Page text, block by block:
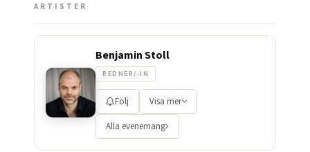
ARTISTER
Benjamin Stoll
REDNER/-IN
Följ Visa mer
Alla evenemang